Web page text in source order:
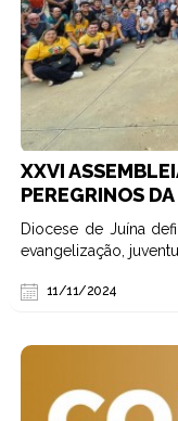
XXVI
PEREGRINOS
Diocese de Juína
evangelização,
11/11/2024